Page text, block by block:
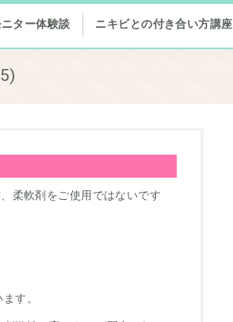
ター体験談 ニキビとの付き合い方講座
柔軟剤をご使用ではないです
す。